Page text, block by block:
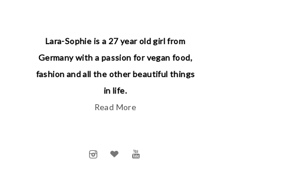
Lara-Sophie is a 27 year old girl from
Germany with a passion for vegan food,
fashion and all the other beautiful things
in life.
Read More